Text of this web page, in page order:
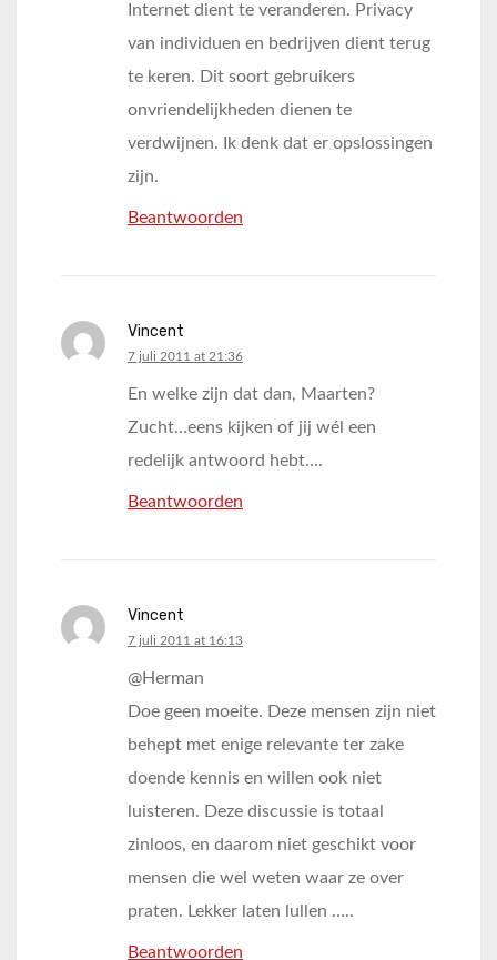
Internet dient te veranderen. Privacy
van individuen en bedrijven dient terug
te keren. Dit soort gebruikers
onvriendelijkheden dienen te
verdwijnen. Ik denk dat er opslossingen
zijn.
Beantwoorden
Vincent
says:
7 juli 2011 at 21:36
En welke zijn dat dan, Maarten?
Zucht…eens kijken of jij wél een
redelijk antwoord hebt….
Beantwoorden
Vincent
says:
7 juli 2011 at 16:13
@Herman
Doe geen moeite. Deze mensen zijn niet
behept met enige relevante ter zake
doende kennis en willen ook niet
luisteren. Deze discussie is totaal
zinloos, en daarom niet geschikt voor
mensen die wel weten waar ze over
praten. Lekker laten lullen …..
Beantwoorden